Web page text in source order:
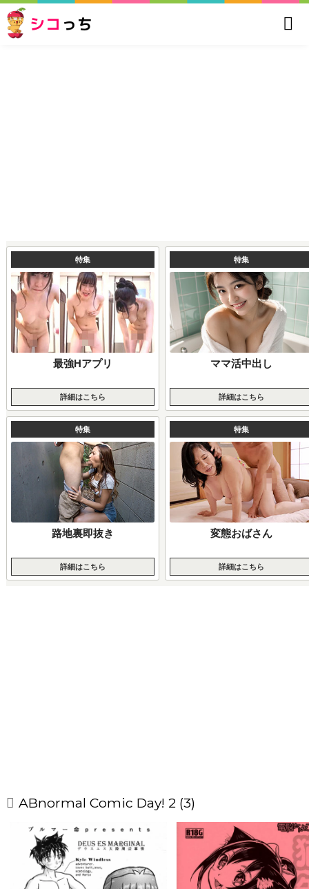
シコ っち
特集
最強Hアプリ
詳細はこちら
特集
路地裏即抜き
詳細はこちら
特集
ママ活中出し
詳細はこちら
特集
変態おばさん
詳細はこちら
ABnormal Comic Day! 2 (3)